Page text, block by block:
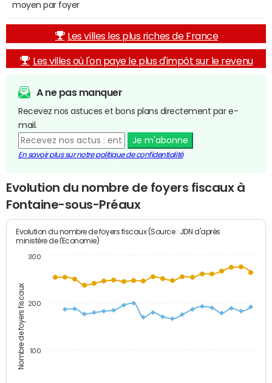
moyen par foyer
Les villes les plus riches de France
Les villes où l'on paye le plus d'impôt sur le revenu
A ne pas manquer
Recevez nos astuces et bons plans directement par e-
mail.
Je m'abonne
En savoir plus sur notre politique de confidentialité
Evolution du nombre de foyers fiscaux à
Fontaine-sous-Préaux
Nombre de foyers fiscaux
Evolution du nombre de foyers fiscaux (Source : JDN d'après
ministère de l'Economie)
100
200
300